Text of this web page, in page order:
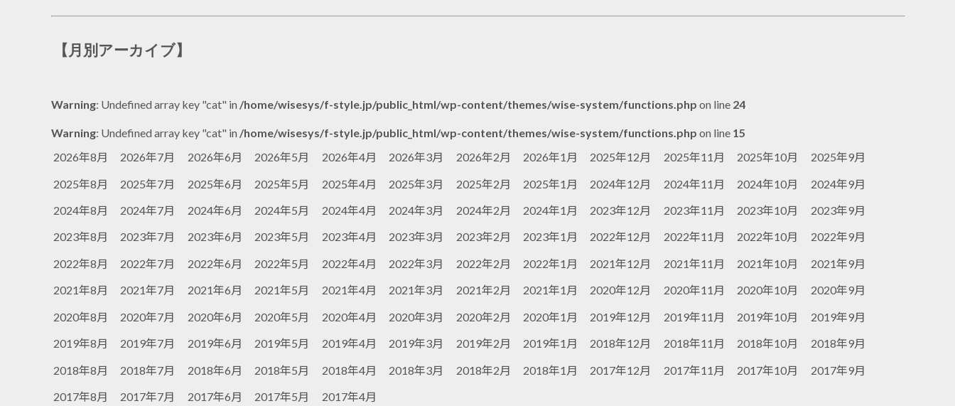
【月別アーカイブ】
Warning: Undefined array key "cat" in /home/wisesys/f-style.jp/public_html/wp-content/themes/wise-system/functions.php on line 24
Warning: Undefined array key "cat" in /home/wisesys/f-style.jp/public_html/wp-content/themes/wise-system/functions.php on line 15
2026年8月
2026年7月 2026年6月 2026年5月 2026年4月 2026年3月 2026年2月 2026年1月 2025年12月 2025年11月 2025年10月
2025年9月
2025年8月
2025年7月 2025年6月 2025年5月 2025年4月 2025年3月 2025年2月 2025年1月 2024年12月 2024年11月 2024年10月
2024年9月
2024年8月
2024年7月 2024年6月 2024年5月 2024年4月 2024年3月 2024年2月 2024年1月 2023年12月 2023年11月 2023年10月
2023年9月
2023年8月
2023年7月 2023年6月 2023年5月 2023年4月 2023年3月 2023年2月 2023年1月 2022年12月 2022年11月 2022年10月
2022年9月
2022年8月
2022年7月 2022年6月 2022年5月 2022年4月 2022年3月 2022年2月 2022年1月 2021年12月 2021年11月 2021年10月
2021年9月
2021年8月
2021年7月 2021年6月 2021年5月 2021年4月 2021年3月 2021年2月 2021年1月 2020年12月 2020年11月 2020年10月
2020年9月
2020年8月
2020年7月 2020年6月 2020年5月 2020年4月 2020年3月 2020年2月 2020年1月 2019年12月 2019年11月 2019年10月
2019年9月
2019年8月
2019年7月 2019年6月 2019年5月 2019年4月 2019年3月 2019年2月 2019年1月 2018年12月 2018年11月 2018年10月
2018年9月
2018年8月
2018年7月 2018年6月 2018年5月 2018年4月 2018年3月 2018年2月 2018年1月 2017年12月 2017年11月 2017年10月
2017年9月
2017年8月
2017年7月 2017年6月 2017年5月 2017年4月